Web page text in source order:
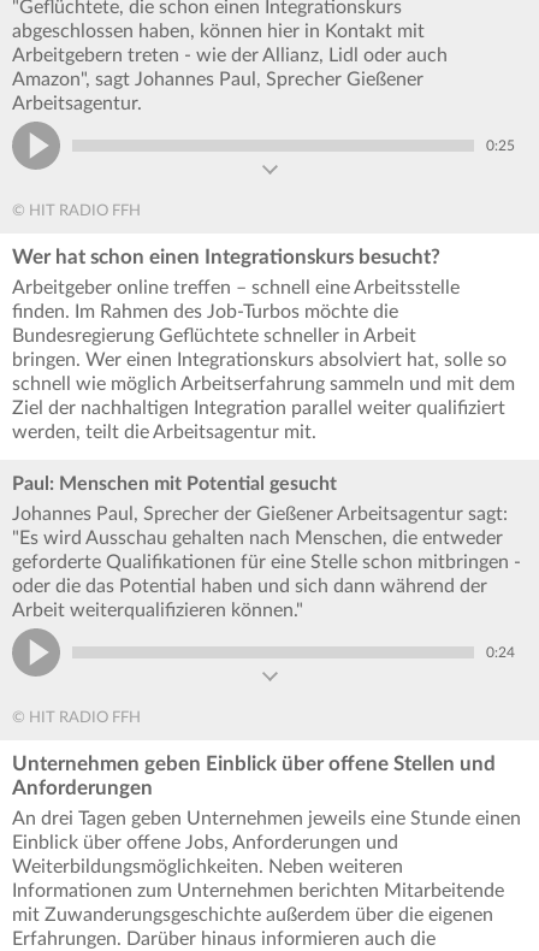
"Geflüchtete, die schon einen Integrationskurs
abgeschlossen haben, können hier in Kontakt mit
Arbeitgebern treten - wie der Allianz, Lidl oder auch
Amazon", sagt Johannes Paul, Sprecher Gießener
Arbeitsagentur.
0:25
© HIT RADIO FFH
Wer hat schon einen Integrationskurs besucht?
Arbeitgeber online treffen – schnell eine Arbeitsstelle
finden. Im Rahmen des Job-Turbos möchte die
Bundesregierung Geflüchtete schneller in Arbeit
bringen. Wer einen Integrationskurs absolviert hat, solle so
schnell wie möglich Arbeitserfahrung sammeln und mit dem
Ziel der nachhaltigen Integration parallel weiter qualifiziert
werden, teilt die Arbeitsagentur mit.
Paul: Menschen mit Potential gesucht
Johannes Paul, Sprecher der Gießener Arbeitsagentur sagt:
"Es wird Ausschau gehalten nach Menschen, die entweder
geforderte Qualifikationen für eine Stelle schon mitbringen -
oder die das Potential haben und sich dann während der
Arbeit weiterqualifizieren können."
0:24
© HIT RADIO FFH
Unternehmen geben Einblick über offene Stellen und
Anforderungen
An drei Tagen geben Unternehmen jeweils eine Stunde einen
Einblick über offene Jobs, Anforderungen und
Weiterbildungsmöglichkeiten. Neben weiteren
Informationen zum Unternehmen berichten Mitarbeitende
mit Zuwanderungsgeschichte außerdem über die eigenen
Erfahrungen. Darüber hinaus informieren auch die